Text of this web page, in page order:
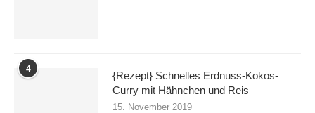
4
{Rezept} Schnelles Erdnuss-Kokos-
Curry mit Hähnchen und Reis
15. November 2019